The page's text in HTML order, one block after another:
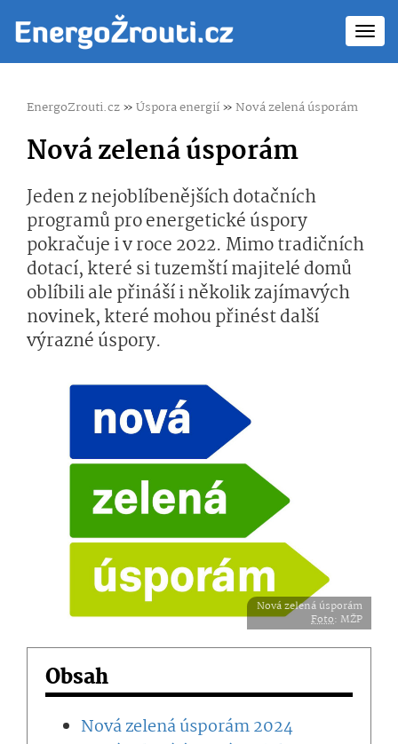
EnergoZrouti.cz»Úspora energií»Nová zelená úsporám
Nová zelená úsporám
Jeden z nejoblíbenějších dotačních
programů pro energetické úspory
pokračuje i v roce 2022. Mimo tradičních
dotací, které si tuzemští majitelé domů
oblíbili ale přináší i několik zajímavých
novinek, které mohou přinést další
výrazné úspory.
Nová zelená úsporám
Foto: MŽP
Obsah
Nová zelená úsporám 2024